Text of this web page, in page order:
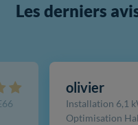
Les derniers
olivier
Installation 6,1
Optimisation